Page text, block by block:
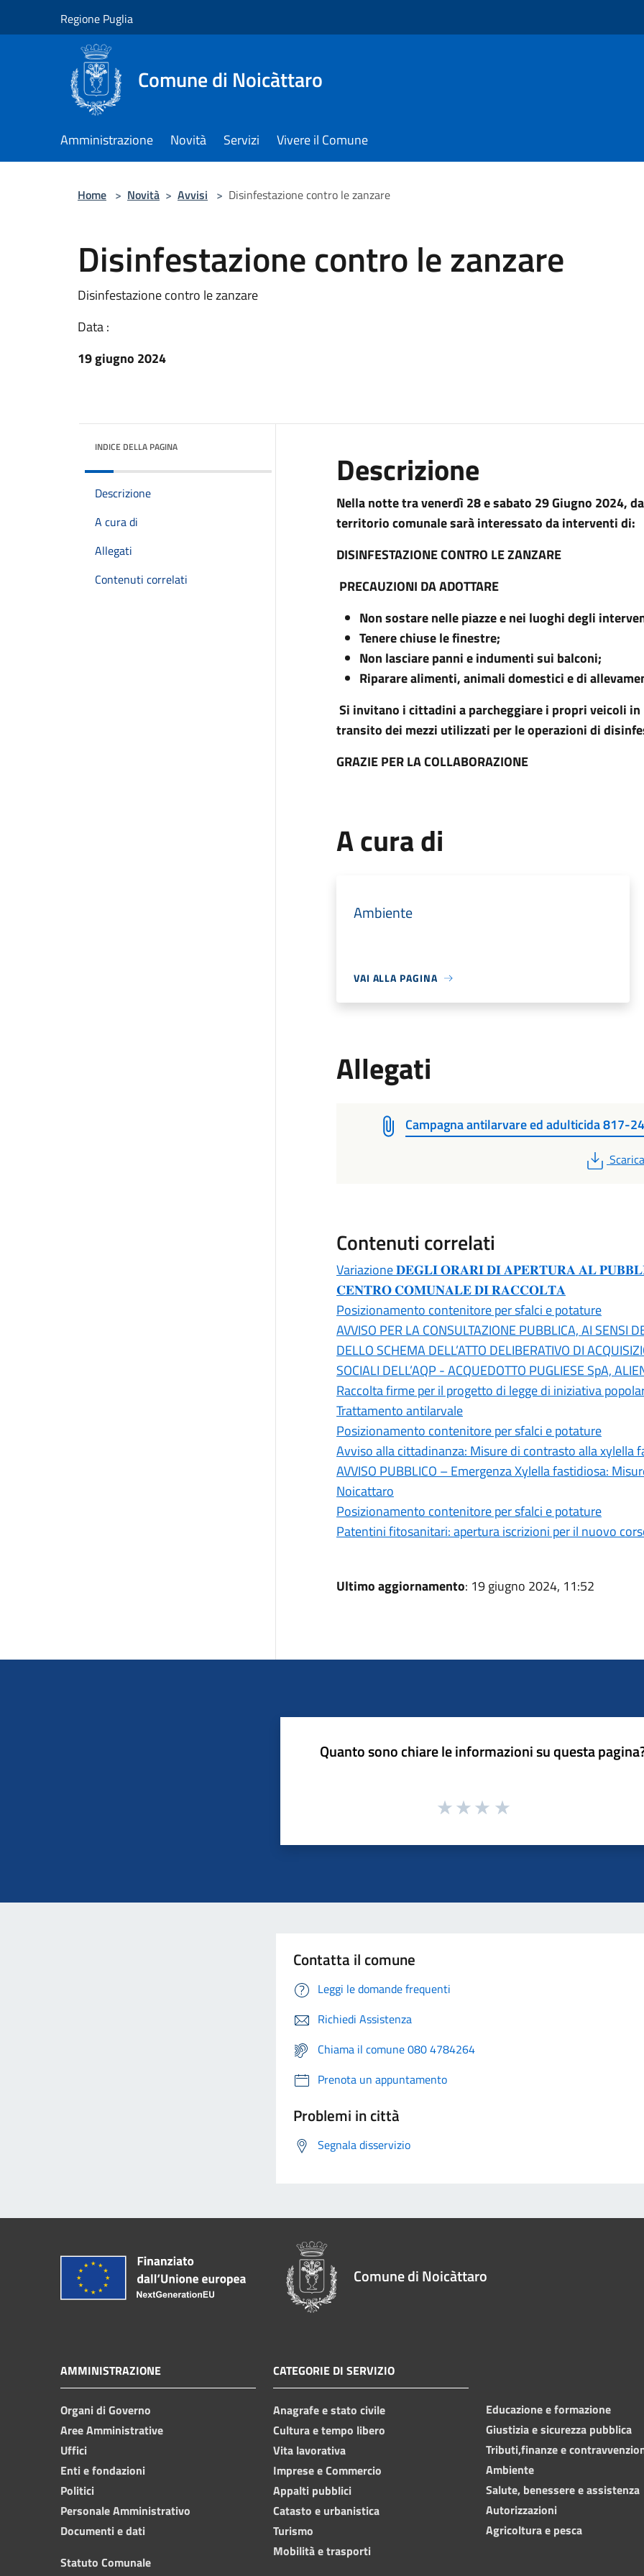
Regione Puglia
Comune di Noicàttaro
Amministrazione Novità Servizi Vivere il Comune
Home > Novità > Avvisi > Disinfestazione contro le zanzare
Disinfestazione contro le zanzare
Disinfestazione contro le zanzare
Data :
19 giugno 2024
INDICE DELLA PAGINA
Descrizione
A cura di
Allegati
Contenuti correlati
Descrizione
Nella notte tra venerdì 28 e sabato 29 Giugno 2024,
territorio comunale sarà interessato da interventi di:
DISINFESTAZIONE CONTRO LE ZANZARE
PRECAUZIONI DA ADOTTARE
Non sostare nelle piazze e nei luoghi degli
Tenere chiuse le finestre;
Non lasciare panni e indumenti sui balconi;
Riparare alimenti, animali domestici e di
Si invitano i cittadini a parcheggiare i propri veicoli
transito dei mezzi utilizzati per le operazioni di
GRAZIE PER LA COLLABORAZIONE
A cura di
Ambiente
VAI ALLA PAGINA
Allegati
Campagna antilarvare ed adulticida 817-24
PDF
Scarica
Contenuti correlati
Variazione 𝐃𝐄𝐆𝐋𝐈 𝐎𝐑𝐀𝐑𝐈 𝐃𝐈 𝐀𝐏𝐄𝐑𝐓𝐔𝐑𝐀 𝐀𝐋
𝐂𝐄𝐍𝐓𝐑𝐎 𝐂𝐎𝐌𝐔𝐍𝐀𝐋𝐄 𝐃𝐈 𝐑𝐀𝐂𝐂𝐎𝐋𝐓𝐀
Posizionamento contenitore per sfalci e potature
AVVISO PER LA CONSULTAZIONE PUBBLICA, AI SENSI
DELLO SCHEMA DELL’ATTO DELIBERATIVO DI
SOCIALI DELL’AQP - ACQUEDOTTO PUGLIESE SpA,
Raccolta firme per il progetto di legge di iniziativa
Trattamento antilarvale
Posizionamento contenitore per sfalci e potature
Avviso alla cittadinanza: Misure di contrasto alla xylella
AVVISO PUBBLICO – Emergenza Xylella fastidiosa:
Noicattaro
Posizionamento contenitore per sfalci e potature
Patentini fitosanitari: apertura iscrizioni per il nuovo
Ultimo aggiornamento: 19 giugno 2024, 11:52
Quanto sono chiare le informazioni su questa
Contatta il comune
Leggi le domande frequenti
Richiedi Assistenza
Chiama il comune 080 4784264
Prenota un appuntamento
Problemi in città
Segnala disservizio
Comune di Noicàttaro
AMMINISTRAZIONE
Organi di Governo
Aree Amministrative
Uffici
Enti e fondazioni
Politici
Personale Amministrativo
Documenti e dati
Statuto Comunale
CATEGORIE DI SERVIZIO
Anagrafe e stato civile
Cultura e tempo libero
Vita lavorativa
Imprese e Commercio
Appalti pubblici
Catasto e urbanistica
Turismo
Mobilità e trasporti
Educazione e formazione
Giustizia e sicurezza pubblica
Tributi,finanze e
Ambiente
Salute, benessere e assistenza
Autorizzazioni
Agricoltura e pesca